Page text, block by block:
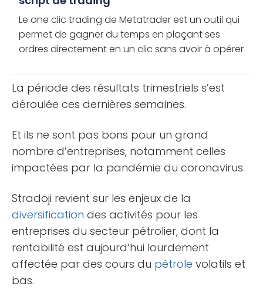
Le one clic trading de Metatrader est un outil qui
permet de gagner du temps en plaçant ses
ordres directement en un clic sans avoir à opérer
La période des résultats trimestriels s’est
déroulée ces dernières semaines.
Et ils ne sont pas bons pour un grand
nombre d’entreprises, notamment celles
impactées par la pandémie du coronavirus.
Stradoji revient sur les enjeux de la
diversification des activités pour les
entreprises du secteur pétrolier, dont la
rentabilité est aujourd’hui lourdement
affectée par des cours du pétrole volatils et
bas.